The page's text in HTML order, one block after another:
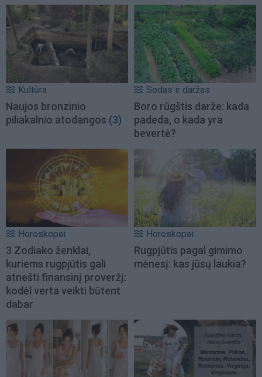
Kultūra
Naujos bronzinio
piliakalnio atodangos (3)
Sodas ir daržas
Boro rūgštis darže: kada
padeda, o kada yra
bevertė?
Horoskopai
3 Zodiako ženklai,
kuriems rugpjūtis gali
atnešti finansinį proveržį:
kodėl verta veikti būtent
dabar
Horoskopai
Rugpjūtis pagal gimimo
mėnesį: kas jūsų laukia?